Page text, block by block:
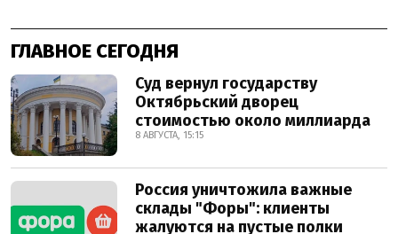
ГЛАВНОЕ СЕГОДНЯ
Суд вернул государству
Октябрьский дворец
стоимостью около миллиарда
8 АВГУСТА, 15:15
Россия уничтожила важные
склады "Форы": клиенты
жалуются на пустые полки